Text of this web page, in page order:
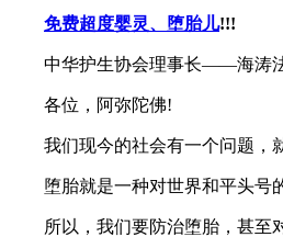
免费超度婴灵、堕胎儿!!!
中华护生协会理事长——海涛法
各位，阿弥陀佛!
我们现今的社会有一个问题，就
堕胎就是一种对世界和平头号的
所以，我们要防治堕胎，甚至对